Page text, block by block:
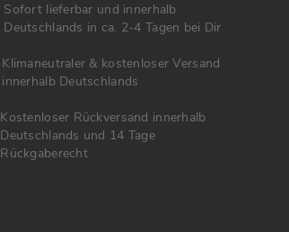
Sofort lieferbar und innerhalb
Deutschlands in ca. 2-4 Tagen bei Dir
Klimaneutraler & kostenloser Versand
innerhalb Deutschlands
Kostenloser Rückversand innerhalb
Deutschlands und 14 Tage
Rückgaberecht